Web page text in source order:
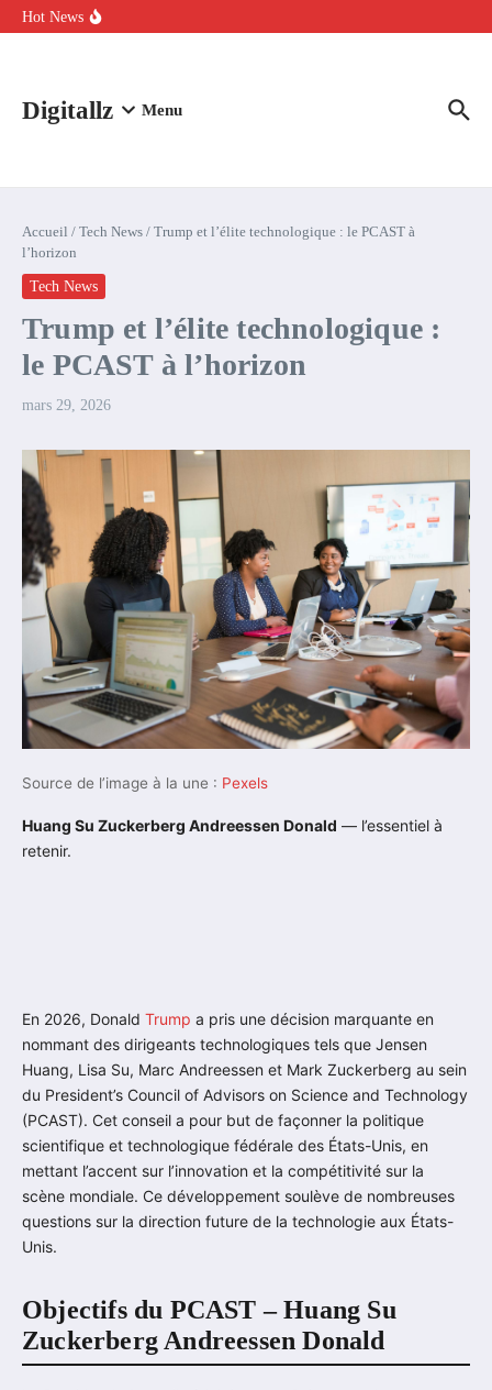
Aller au contenu
Hot News
Comment l’IA simplifie la data de caisse pour la transformer en
Digitallz Menu
Accueil / Tech News / Trump et l’élite technologique : le PCAST à
l’horizon
Tech News
Trump et l’élite technologique :
le PCAST à l’horizon
mars 29, 2026
Source de l’image à la une : Pexels
Huang Su Zuckerberg Andreessen Donald — l’essentiel à
retenir.
En 2026, Donald Trump a pris une décision marquante en
nommant des dirigeants technologiques tels que Jensen
Huang, Lisa Su, Marc Andreessen et Mark Zuckerberg au sein
du President’s Council of Advisors on Science and Technology
(PCAST). Cet conseil a pour but de façonner la politique
scientifique et technologique fédérale des États-Unis, en
mettant l’accent sur l’innovation et la compétitivité sur la
scène mondiale. Ce développement soulève de nombreuses
questions sur la direction future de la technologie aux États-
Unis.
Objectifs du PCAST – Huang Su
Zuckerberg Andreessen Donald